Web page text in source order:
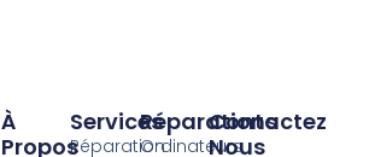
Réparations
Ordinateurs
Services
Réparation
À
Propos
Contactez
Nous